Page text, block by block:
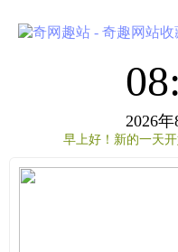
2026年
早上好！新的一天